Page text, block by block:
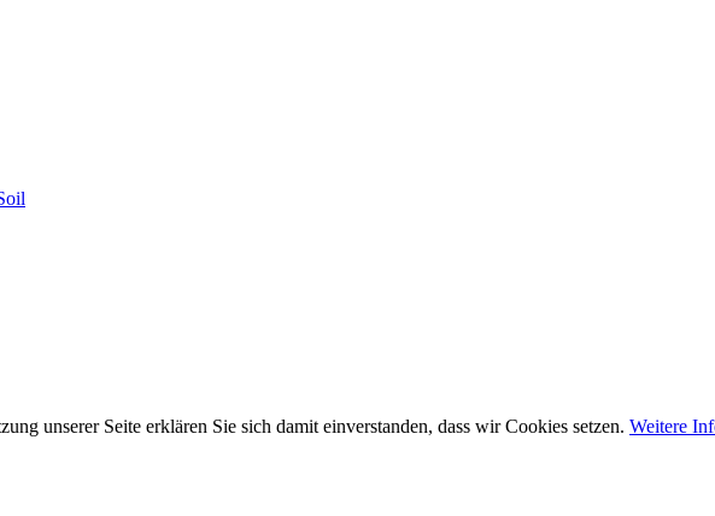
unserer Seite erklären Sie sich damit einverstanden, dass wir Cookies setzen. Weitere